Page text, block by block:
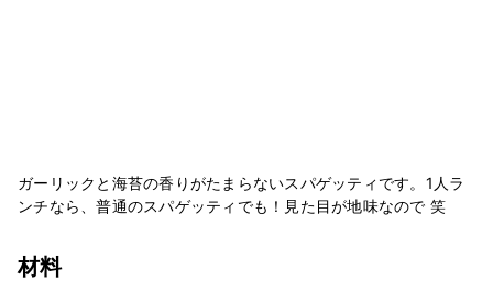
ガーリックと海苔の香りがたまらないスパゲッティです。1人ラ
ンチなら、普通のスパゲッティでも！見た目が地味なので 笑
材料